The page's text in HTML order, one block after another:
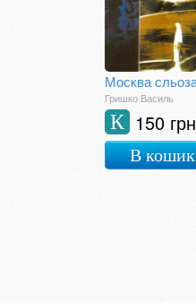
Гришко Василь
150 грн
К
В кошик